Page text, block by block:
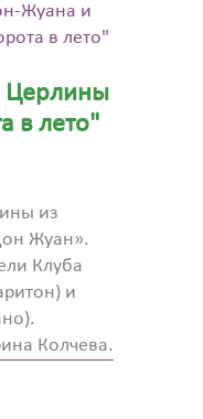
Жуана и
в лето"
Церлины
в лето"
из
Жуан».
Клуба
и
Колчева.